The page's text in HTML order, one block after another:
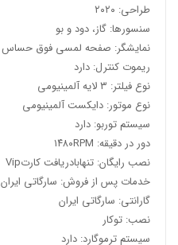
طراحی: ۲۰۲۰
سنسورها: گاز، دود و بو
نمایشگر: صفحه لمسی فوق حساس
ریموت کنترل: دارد
نوع فیلتر: ۳ لایه آلمینیومی
نوع موتور: دایکست آلمینیومی
سیستم توربو: دارد
دور در دقیقه: ۱۴۸۰RPM
نصب رایگان: تنهابادریافت کارتVip
خدمات پس از فروش: سارگاتی ایران
گارانتی: سارگاتی ایران
نصب: توکار
سیستم ترموگارد: دارد